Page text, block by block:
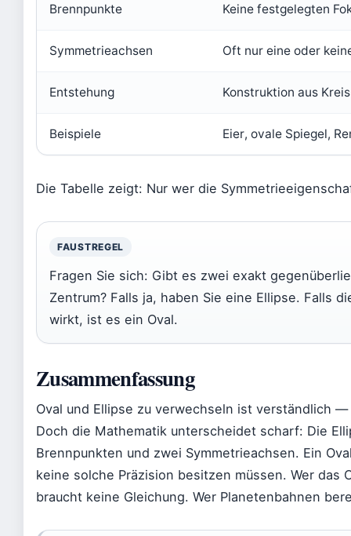
Brennpunkte Keine festgelegten
Symmetrieachsen Oft nur eine oder
Entstehung Konstruktion aus
Beispiele Eier, ovale Spiegel,
Die Tabelle zeigt: Nur wer die
FAUSTREGEL
Fragen Sie sich: Gibt es zwei exakt
Zentrum? Falls ja, haben Sie eine Ellipse. Falls
wirkt, ist es ein Oval.
Zusammenfassung
Oval und Ellipse zu verwechseln ist verständlich
Doch die Mathematik unterscheidet scharf: Die
Brennpunkten und zwei Symmetrieachsen. Ein
keine solche Präzision besitzen müssen. Wer
braucht keine Gleichung. Wer Planetenbahnen